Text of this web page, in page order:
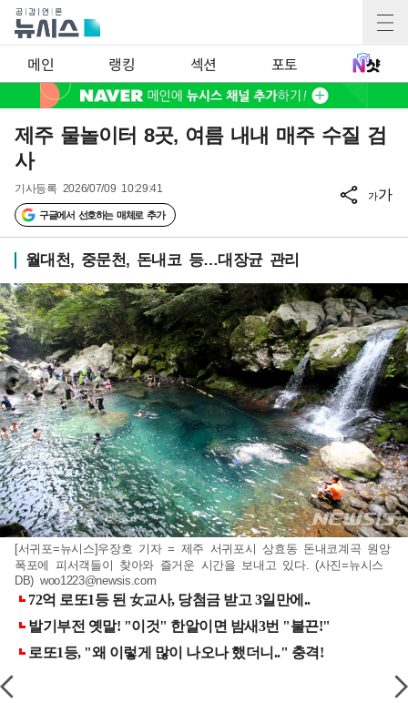
메인 랭킹 섹션 포토
제주 물놀이터 8곳, 여름 내내 매주 수질 검
사
기사등록 2026/07/09 10:29:41
구글에서 선호하는 매체로 추가
가가
월대천, 중문천, 돈내코 등…대장균 관리
[서귀포=뉴시스]우장호 기자 = 제주 서귀포시 상효동 돈내코계곡 원앙
폭포에 피서객들이 찾아와 즐거운 시간을 보내고 있다. (사진=뉴시스
DB) woo1223@newsis.com